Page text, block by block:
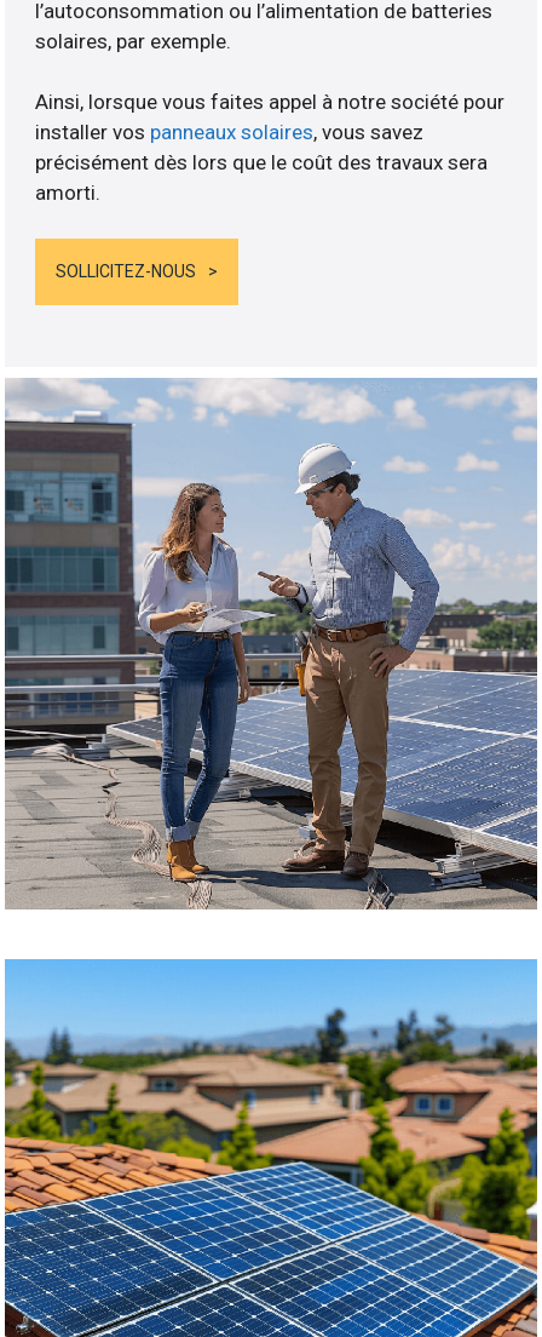
l’autoconsommation ou l’alimentation de batteries
solaires, par exemple.
Ainsi, lorsque vous faites appel à notre société pour
installer vos panneaux solaires, vous savez
précisément dès lors que le coût des travaux sera
amorti.
SOLLICITEZ-NOUS